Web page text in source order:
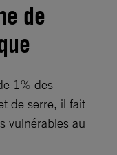
de
1% des
de serre, il fait
vulnérables au